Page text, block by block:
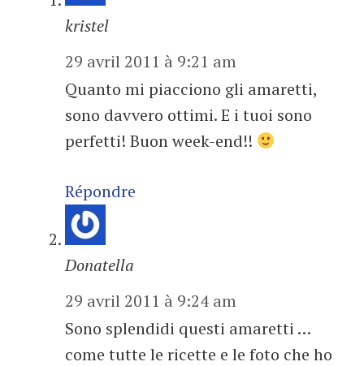
kristel
29 avril 2011 à 9:21 am
Quanto mi piacciono gli amaretti,
sono davvero ottimi. E i tuoi sono
perfetti! Buon week-end!!
Répondre
Donatella
29 avril 2011 à 9:24 am
Sono splendidi questi amaretti …
come tutte le ricette e le foto che ho